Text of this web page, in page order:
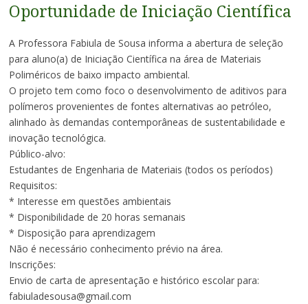
Oportunidade de Iniciação Científica
A Professora Fabiula de Sousa informa a abertura de seleção
para aluno(a) de Iniciação Científica na área de Materiais
Poliméricos de baixo impacto ambiental.
O projeto tem como foco o desenvolvimento de aditivos para
polímeros provenientes de fontes alternativas ao petróleo,
alinhado às demandas contemporâneas de sustentabilidade e
inovação tecnológica.
Público-alvo:
Estudantes de Engenharia de Materiais (todos os períodos)
Requisitos:
* Interesse em questões ambientais
* Disponibilidade de 20 horas semanais
* Disposição para aprendizagem
Não é necessário conhecimento prévio na área.
Inscrições:
Envio de carta de apresentação e histórico escolar para:
fabiuladesousa@gmail.com